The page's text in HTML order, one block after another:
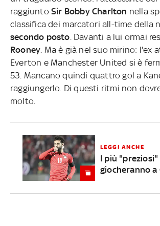
raggiunto Sir Bobby Charlton nella
classifica dei marcatori all-time della
secondo posto . Davanti a lui ormai
Rooney . Ma è già nel suo mirino: l'ex
Everton e Manchester United si è
53. Mancano quindi quattro gol a
raggiungerlo. Di questi ritmi non
molto.
LEGGI ANCHE
I più "preziosi"
giocheranno